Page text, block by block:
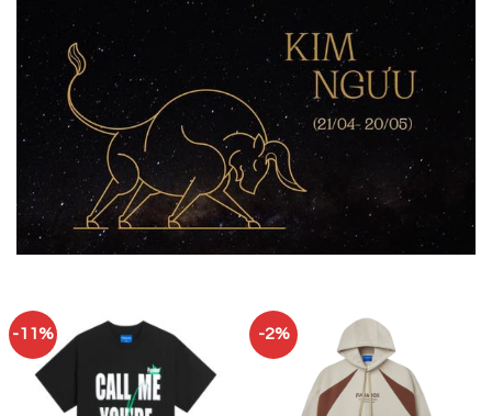
-11% -2%